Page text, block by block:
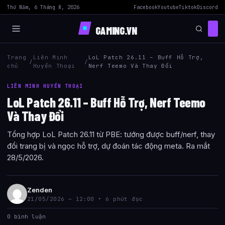
Thứ Năm, 6 Tháng 8, 2026 FacebookYoutubeTiktokDiscord
GAMING.VN
Trang
chủ
/
Liên Minh
Huyền Thoại
/
LoL Patch 26.11 – Buff Hỗ Trợ,
Nerf Teemo Và Thay Đổi
LIÊN MINH HUYỀN THOẠI
LoL Patch 26.11 – Buff Hỗ Trợ, Nerf Teemo
Và Thay Đổi
Tổng hợp LoL Patch 26.11 từ PBE: tướng được buff/nerf, thay
đổi trang bị và ngọc hỗ trợ, dự đoán tác động meta. Ra mắt
28/5/2026.
Zenden
21/05/2026 — 12:00 • 6 phút đọc
0 bình luận